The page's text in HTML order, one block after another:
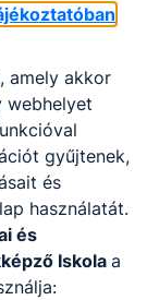
megyei
a
amely akkor
webhelyet
gyűjtenek,
és
használatát.
és
Iskola a